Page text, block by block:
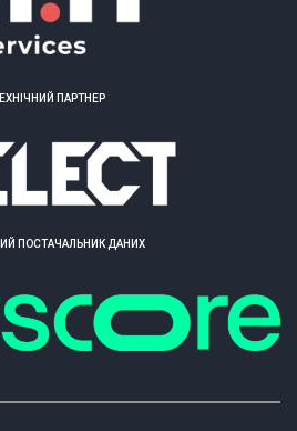
ПАРТНЕР
ПОСТАЧАЛЬНИК ДАНИХ